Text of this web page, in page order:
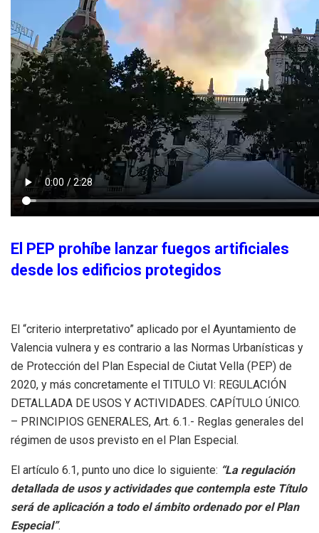
El PEP prohíbe lanzar fuegos artificiales
desde los edificios protegidos
El “criterio interpretativo” aplicado por el Ayuntamiento de
Valencia vulnera y es contrario a las Normas Urbanísticas y
de Protección del Plan Especial de Ciutat Vella (PEP) de
2020, y más concretamente el TITULO VI: REGULACIÓN
DETALLADA DE USOS Y ACTIVIDADES. CAPÍTULO ÚNICO.
– PRINCIPIOS GENERALES, Art. 6.1.- Reglas generales del
régimen de usos previsto en el Plan Especial.
El artículo 6.1, punto uno dice lo siguiente: “La regulación
detallada de usos y actividades que contempla este Título
será de aplicación a todo el ámbito ordenado por el Plan
Especial”.